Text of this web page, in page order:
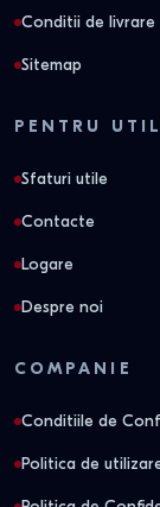
Conditii de livrare
Sitemap
PENTRU
Sfaturi utile
Contacte
Logare
Despre noi
COMPANIE
Conditiile de
Politica de